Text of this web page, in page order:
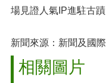
場見證人氣IP進駐古
新聞來源：新聞及國
相關圖片